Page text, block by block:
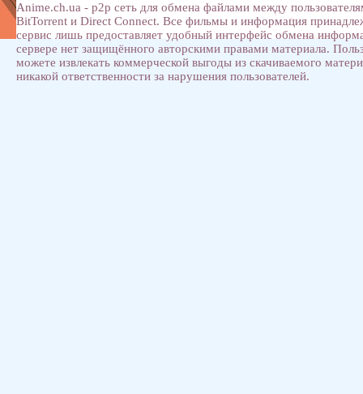
Anime.ch.ua - p2p сеть для обмена файлами между
BitTorrent и Direct Connect. Все фильмы и информация
сервис лишь предоставляет удобный интерфейс обмена
сервере нет защищённого авторскими правами материала.
можете извлекать коммерческой выгоды из скачиваемого
никакой ответственности за нарушения пользователей.